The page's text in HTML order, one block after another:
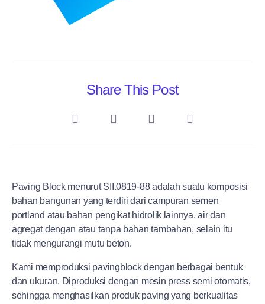
Share This Post
Paving Block menurut SII.0819-88 adalah suatu komposisi
bahan bangunan yang terdiri dari campuran semen
portland atau bahan pengikat hidrolik lainnya, air dan
agregat dengan atau tanpa bahan tambahan, selain itu
tidak mengurangi mutu beton.
Kami memproduksi pavingblock dengan berbagai bentuk
dan ukuran. Diproduksi dengan mesin press semi otomatis,
sehingga menghasilkan produk paving yang berkualitas